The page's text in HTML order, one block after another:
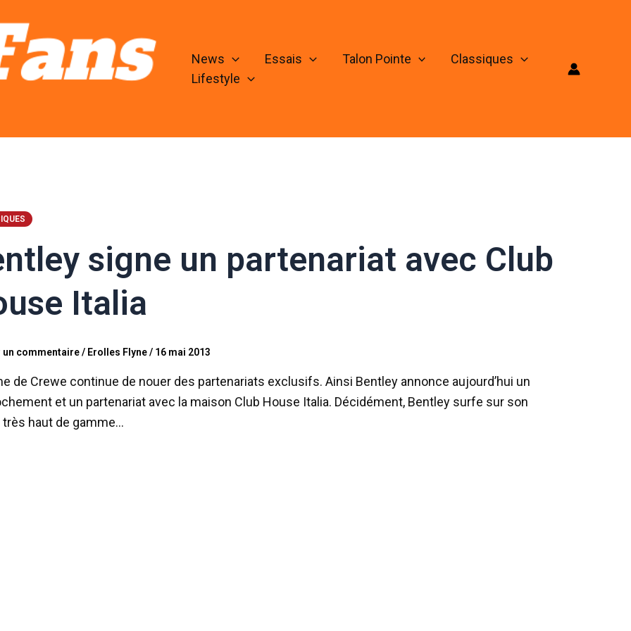
News Essais Talon Pointe
Classiques
Lifestyle
signe un partenariat avec Club
Italia
un commentaire/ Erolles Flyne/ 16 mai 2013
de Crewe continue de nouer des partenariats exclusifs. Ainsi Bentley annonce aujourd’hui un
et un partenariat avec la maison Club House Italia. Décidément, Bentley surfe sur son
très haut de gamme…